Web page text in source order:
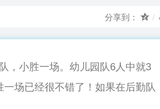
分享到：
，小胜一场。幼儿园队6人中就3
场已经很不错了！如果在后勤队